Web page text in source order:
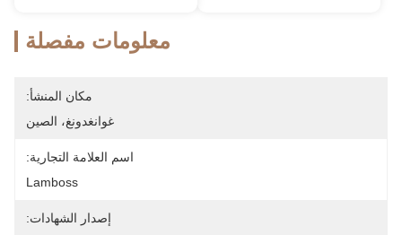
معلومات مفصلة
مكان المنشأ:
غوانغدونغ، الصين
اسم العلامة التجارية:
Lamboss
إصدار الشهادات: